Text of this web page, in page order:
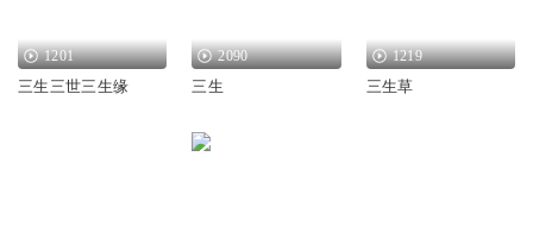
1201
三生三世三生缘
2090
三生
1219
三生草